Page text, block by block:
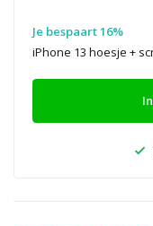
Je bespaart 16%
iPhone 13 hoesje +